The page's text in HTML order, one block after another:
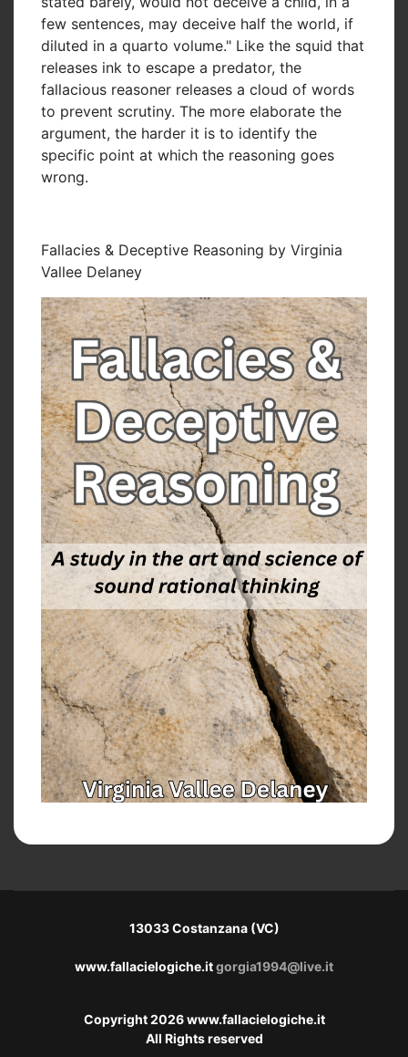
few sentences, may deceive half the world, if
diluted in a quarto volume." Like the squid that
releases ink to escape a predator, the
fallacious reasoner releases a cloud of words
to prevent scrutiny. The more elaborate the
argument, the harder it is to identify the
specific point at which the reasoning goes
wrong.
Fallacies & Deceptive Reasoning by Virginia
Vallee Delaney
13033 Costanzana (VC)
www.fallacielogiche.itgorgia1994@live.it
Copyright 2026 www.fallacielogiche.it
All Rights reserved